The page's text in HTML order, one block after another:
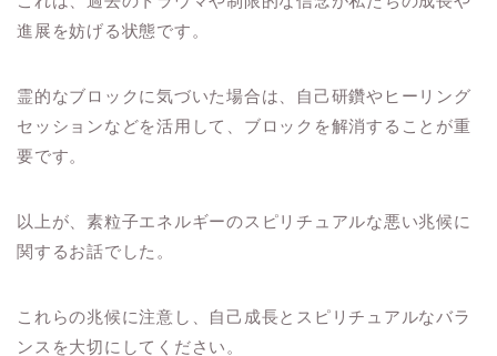
進展を妨げる状態です。
霊的なブロックに気づいた場合は、自己研鑽やヒーリング
セッションなどを活用して、ブロックを解消することが重
要です。
以上が、素粒子エネルギーのスピリチュアルな悪い兆候に
関するお話でした。
これらの兆候に注意し、自己成長とスピリチュアルなバラ
ンスを大切にしてください。